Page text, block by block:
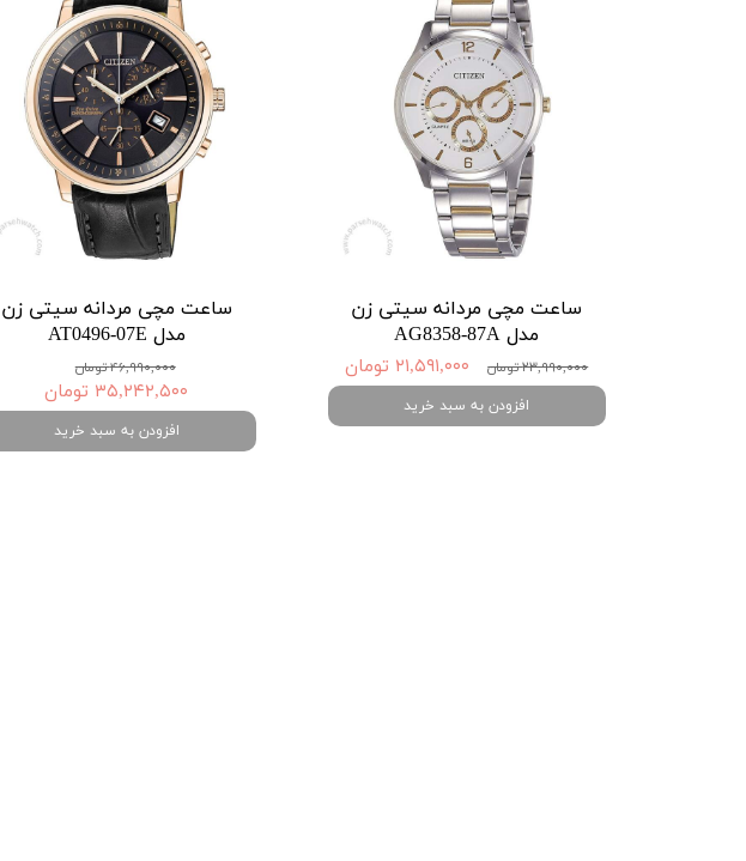
ساعت مچی مردانه سیتی زن
مدل AG8358-87A
۲۳,۹۹۰,۰۰۰ تومان ۲۱,۵۹۱,۰۰۰ تومان
افزودن به سبد خرید
ساعت مچی مردانه سیتی زن
مدل AT0496-07E
۴۶,۹۹۰,۰۰۰ تومان
۳۵,۲۴۲,۵۰۰ تومان
افزودن به سبد خرید